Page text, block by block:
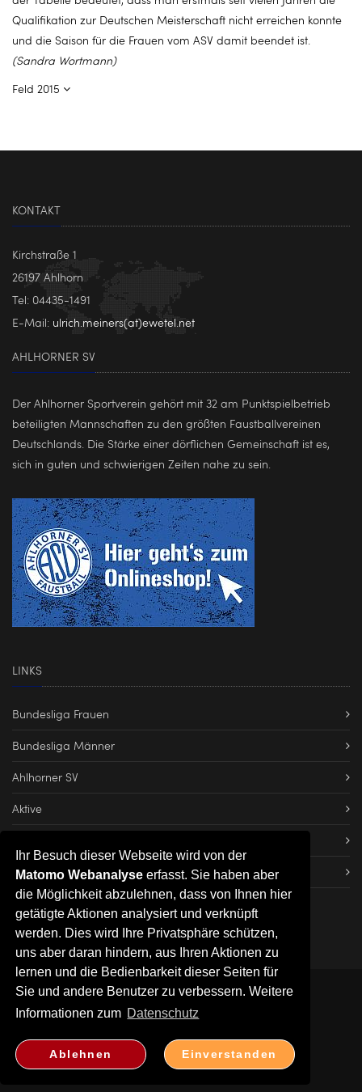
Ihr Besuch dieser Webseite wird von der
Matomo Webanalyse erfasst. Sie haben aber
die Möglichkeit abzulehnen, dass von Ihnen hier
getätigte Aktionen analysiert und verknüpft
werden. Dies wird Ihre Privatsphäre schützen,
uns aber daran hindern, aus Ihren Aktionen zu
lernen und die Bedienbarkeit dieser Seiten für
Sie und andere Benutzer zu verbessern. Weitere
Informationen zum Datenschutz
Ablehnen Einverstanden
Qualifikation zur Deutschen Meisterschaft nicht erreichen konnte
und die Saison für die Frauen vom ASV damit beendet ist.
(Sandra Wortmann)
Feld 2015
KONTAKT
Kirchstraße 1
26197 Ahlhorn
Tel: 04435-1491
E-Mail: ulrich.meiners(at)ewetel.net
AHLHORNER SV
Der Ahlhorner Sportverein gehört mit 32 am Punktspielbetrieb
beteiligten Mannschaften zu den größten Faustballvereinen
Deutschlands. Die Stärke einer dörflichen Gemeinschaft ist es,
sich in guten und schwierigen Zeiten nahe zu sein.
LINKS
Bundesliga Frauen
Bundesliga Männer
Ahlhorner SV
Aktive
Impressum
2026 © Ahlhorner SV
04435-1491